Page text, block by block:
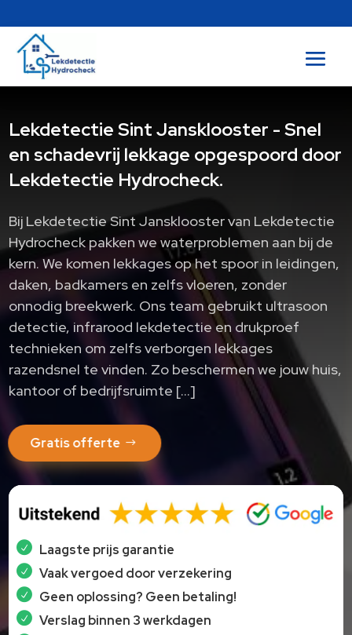
Lekdetectie Sint Jansklooster - Snel
en schadevrij lekkage opgespoord door
Lekdetectie Hydrocheck.
Bij Lekdetectie Sint Jansklooster van Lekdetectie
Hydrocheck pakken we waterproblemen aan bij de
kern.​ We komen lekkages op het spoor in leidingen,
daken, badkamers en zelfs vloeren, zonder
onnodig breekwerk.​ Ons team gebruikt ultrasoon
detectie, infrarood lekdetectie en drukproef
technieken om zelfs verborgen lekkages
razendsnel te vinden.​ Zo beschermen we jouw huis,
kantoor of bedrijfsruimte […]
Gratis offerte
Laagste prijs garantie
Vaak vergoed door verzekering
Geen oplossing? Geen betaling!
Verslag binnen 3 werkdagen